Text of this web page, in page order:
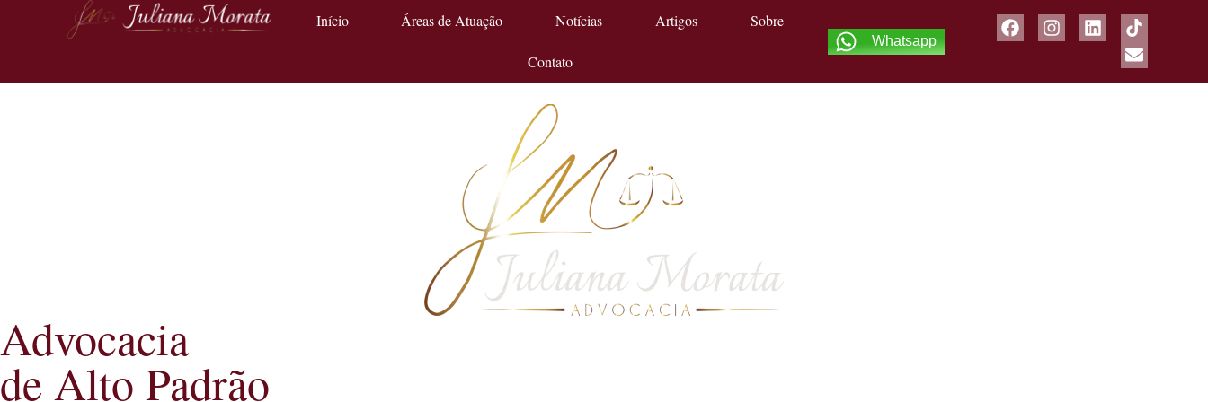
Início Áreas de Atuação Notícias Artigos Sobre
Contato
Whatsapp
Advocacia
de Alto Padrão